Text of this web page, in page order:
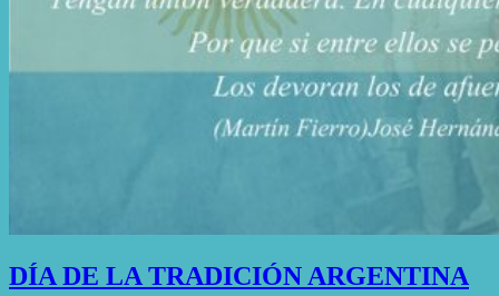
DÍA DE LA TRADICIÓN ARGENTINA